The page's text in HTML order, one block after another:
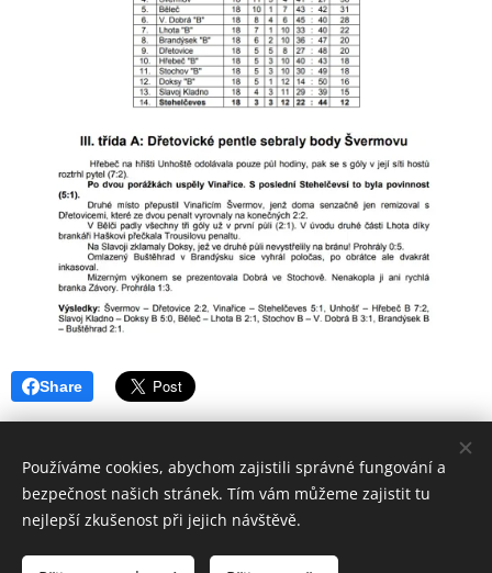
Share
© 2018 Sportovníklub SK Stehelčeves
vyhrazena.
Používáme cookies, abychom zajistili správné fungování a
bezpečnost našich stránek. Tím vám můžeme zajistit tu
nejlepší zkušenost při jejich návštěvě.